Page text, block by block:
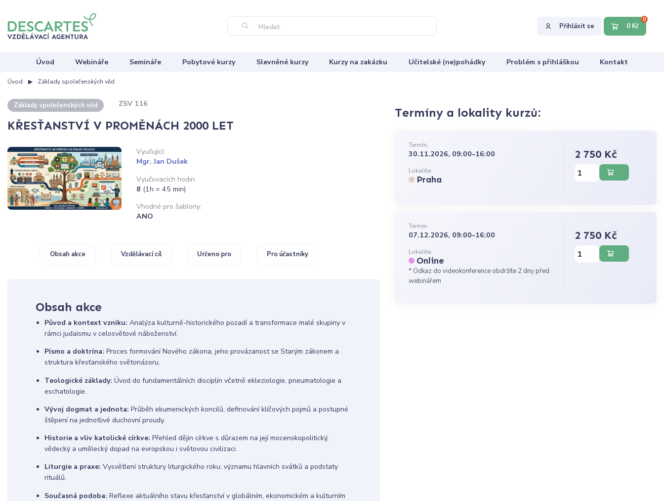
Hledat Přihlásit se 0 Kč
0
Úvod Webináře Semináře Pobytové kurzy Slevněné kurzy Kurzy na zakázku Učitelské (ne)pohádky Problém s přihláškou Kontakt
Úvod Základy společenských věd
Základy společenských věd ZSV 116
KŘESŤANSTVÍ V PROMĚNÁCH 2000 LET
Vyučující:
Mgr. Jan Dušek
Vyučovacích hodin:
8 (1h = 45 min)
Vhodné pro šablony:
ANO
Obsah akce Vzdělávací cíl Určeno pro Pro účastníky
Obsah akce
Původ a kontext vzniku: Analýza kulturně-historického pozadí a transformace malé skupiny v
rámci judaismu v celosvětové náboženství.
Písmo a doktrína: Proces formování Nového zákona, jeho provázanost se Starým zákonem a
struktura křesťanského světonázoru.
Teologické základy: Úvod do fundamentálních disciplín včetně ekleziologie, pneumatologie a
eschatologie.
Vývoj dogmat a jednota: Průběh ekumenických koncilů, definování klíčových pojmů a postupné
štěpení na jednotlivé duchovní proudy.
Historie a vliv katolické církve: Přehled dějin církve s důrazem na její mocenskopolitický,
vědecký a umělecký dopad na evropskou i světovou civilizaci.
Liturgie a praxe: Vysvětlení struktury liturgického roku, významu hlavních svátků a podstaty
rituálů.
Současná podoba: Reflexe aktuálního stavu křesťanství v globálním, ekonomickém a kulturním
Termíny a lokality kurzů:
Termín:
30.11.2026, 09:00–16:00
Lokalita:
Praha
2 750 Kč
Termín:
07.12.2026, 09:00–16:00
Lokalita:
Online
* Odkaz do videokonference obdržíte 2 dny před
webinářem
2 750 Kč